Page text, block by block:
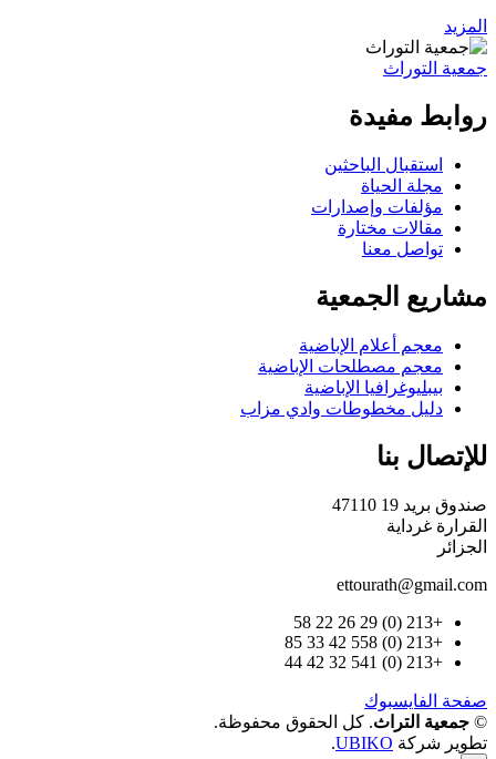
المزيد
جمعية التوراث
روابط مفيدة
استقبال الباحثين
مجلة الحياة
مؤلفات وإصدارات
مقالات مختارة
تواصل معنا
مشاريع الجمعية
معجم أعلام الإباضية
معجم مصطلحات الإباضية
بيبليوغرافيا الإباضية
دليل مخطوطات وادي مزاب
للإتصال بنا
صندوق بريد 19 47110
القرارة غرداية
الجزائر
ettourath@gmail.com
+213 (0) 29 26 22 58
+213 (0) 558 42 33 85
+213 (0) 541 32 42 44
صفحة الفايسبوك
© جمعية التراث. كل الحقوق محفوظة.
تطوير شركة UBIKO
.